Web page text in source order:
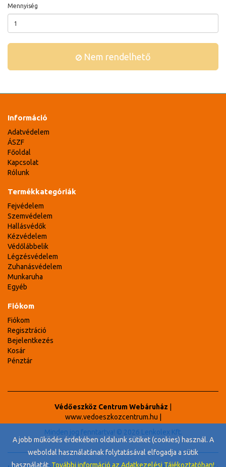
Mennyiség
Nem rendelhető
Információ
Adatvédelem
ÁSZF
Főoldal
Kapcsolat
Rólunk
Termékkategóriák
Fejvédelem
Szemvédelem
Hallásvédők
Kézvédelem
Védőlábbelik
Légzésvédelem
Zuhanásvédelem
Munkaruha
Egyéb
Fiókom
Fiókom
Regisztráció
Bejelentkezés
Kosár
Pénztár
Védőeszköz Centrum Webáruház
www.vedoeszkozcentrum.hu
Minden jog fenntartva! © 2026 Lenkolex Kft.
A jobb működés érdekében oldalunk sütiket (cookies) használ. A
weboldal használatának folytatásával elfogadja a sütik
használatát.További információ az Adatkezelési Tájékoztatóban!